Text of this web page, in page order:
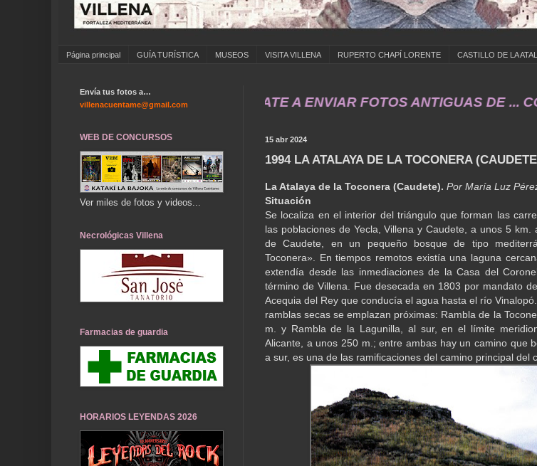
Página principal GUÍA TURÍSTICA MUSEOS VISITA VILLENA RUPERTO CHAPÍ LORENTE CASTILLO DE LA
... ANÍMATE A ENVIAR FOTOS ANTIGUAS DE ... COLEGIOS
15 abr 2024
1994 LA ATALAYA DE LA TOCONERA
La Atalaya de la Toconera (Caudete). Por María Luz
Situación
Se localiza en el interior del triángulo que forman las
las poblaciones de Yecla, Villena y Caudete, a unos 5 km.
de Caudete, en un pequeño bosque de tipo
Toconera». En tiempos remotos existía una laguna
extendía desde las inmediaciones de la Casa del
término de Villena. Fue desecada en 1803 por mandato
Acequia del Rey que conducía el agua hasta el río
ramblas secas se emplazan próximas: Rambla de la
m. y Rambla de la Lagunilla, al sur, en el límite
Alicante, a unos 250 m.; entre ambas hay un camino que
a sur, es una de las ramificaciones del camino principal del
Envía tus fotos a…
villenacuentame@gmail.com
WEB DE CONCURSOS
Ver miles de fotos y videos...
Necrológicas Villena
Farmacias de guardia
HORARIOS LEYENDAS 2026